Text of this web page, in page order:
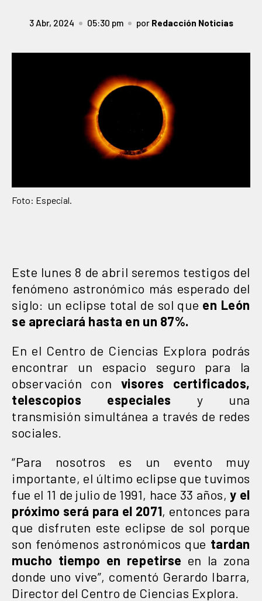
3 Abr, 2024 05:30 pm por Redacción Noticias
Foto: Especial.
Este lunes 8 de abril seremos testigos del
fenómeno astronómico más esperado del
siglo: un eclipse total de sol que en León
se apreciará hasta en un 87%.
En el Centro de Ciencias Explora podrás
encontrar un espacio seguro para la
observación con visores certificados,
telescopios especiales y una
transmisión simultánea a través de redes
sociales.
“Para nosotros es un evento muy
importante, el último eclipse que tuvimos
fue el 11 de julio de 1991, hace 33 años,y el
próximo será para el 2071, entonces para
que disfruten este eclipse de sol porque
son fenómenos astronómicos que tardan
mucho tiempo en repetirse en la zona
donde uno vive”, comentó Gerardo Ibarra,
Director del Centro de Ciencias Explora.